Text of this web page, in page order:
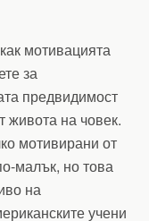
мотивацията
за
предвидимост
живота на човек.
мотивирани от
малък, но това
на
учени